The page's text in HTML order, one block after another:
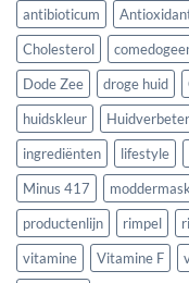
antibioticum
Cholesterol
Dode Zee
droge huid
huidskleur
ingrediënten
lifestyle
Minus 417
productenlijn
rimpel
vitamine
Vitamine F